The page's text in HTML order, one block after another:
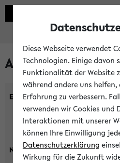
Alle Lehrenden
Einrichtung:
Nachname:
Diese Webseite verwendet
Technologien. Einige davon
Funktionalität der Website
während andere uns
Erfahrung zu verbessern.
verwenden wir Cookies und
Interaktionen mit unserer
können Ihre Einwilligung
Datenschutzerklärung
Wirkung für die Zukunft